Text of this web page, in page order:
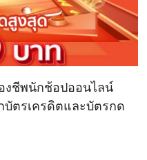
งชีพนักช้อปออนไลน์
ตรเครดิตและบัตรกด